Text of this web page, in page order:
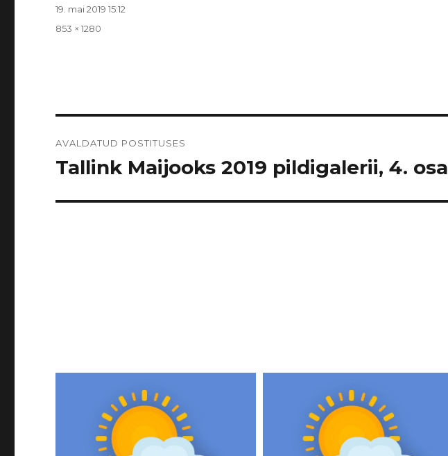
Postitatud
19. mai 2019 15:12
Täissuurus
853 × 1280
AVALDATUD POSTITUSES
Tallink Maijooks 2019 pildigalerii, 4. osa